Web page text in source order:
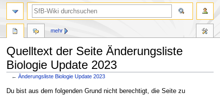
Quelltext der Seite Änderungsliste
Biologie Update 2023
←Änderungsliste Biologie Update 2023
Zur
Zur
Du bist aus dem folgenden Grund nicht berechtigt, die Seite zu
mehr